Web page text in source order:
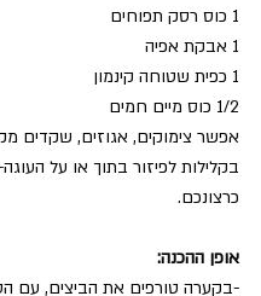
1 כוס רסק תפוחים
1 אבקת אפיה
1 כפית שטוחה קינמון
1/2 כוס מיים חמים
אפשר צימוקים, אגוזים, שקדים
בקלילות לפיזור בתוך או על
כרצונכם.
אופן ההכנה:
-בקערה טורפים את הביצים, עם